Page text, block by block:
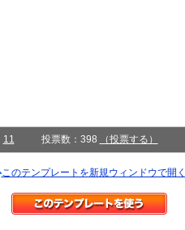
11 投票数：398 （投票する）
このテンプレートを新規ウィンドウで開